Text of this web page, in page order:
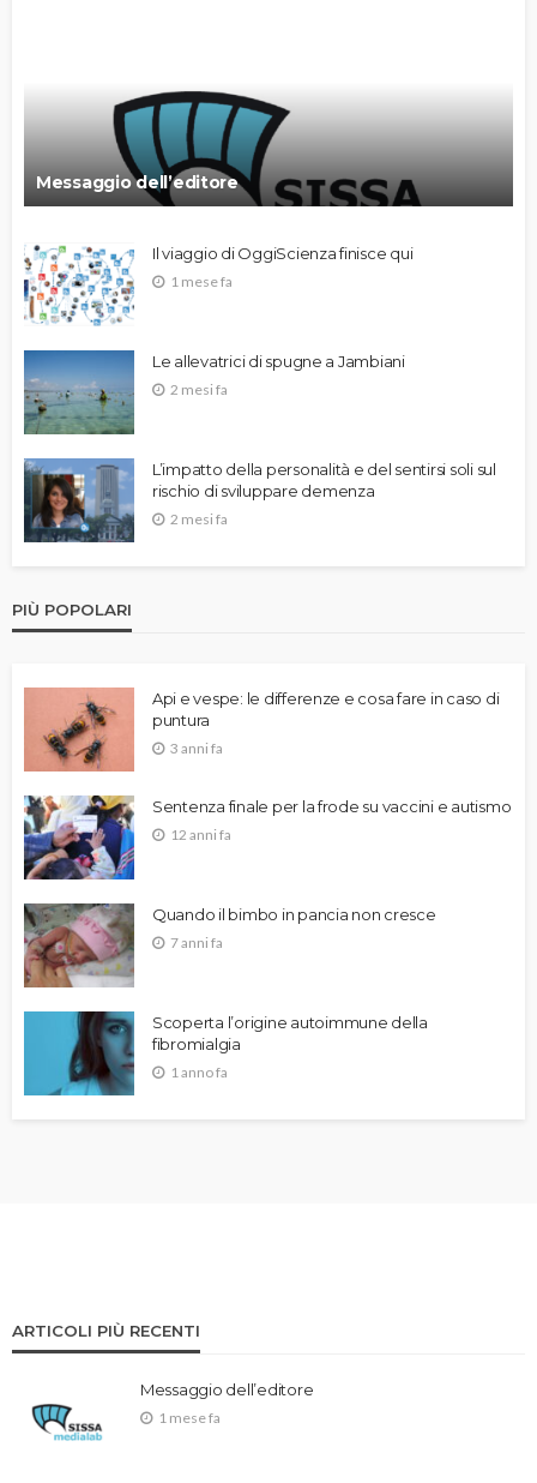
Messaggio dell’editore
Il viaggio di OggiScienza finisce qui
1 mese fa
Le allevatrici di spugne a Jambiani
2 mesi fa
L’impatto della personalità e del sentirsi soli sul
rischio di sviluppare demenza
2 mesi fa
PIÙ POPOLARI
Api e vespe: le differenze e cosa fare in caso di
puntura
3 anni fa
Sentenza finale per la frode su vaccini e autismo
12 anni fa
Quando il bimbo in pancia non cresce
7 anni fa
Scoperta l’origine autoimmune della
fibromialgia
1 anno fa
ARTICOLI PIÙ RECENTI
Messaggio dell’editore
1 mese fa